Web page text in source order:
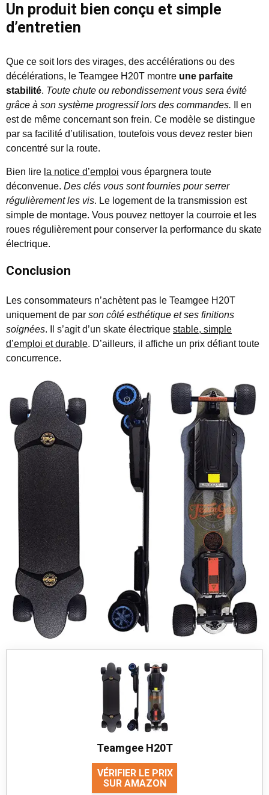
Un produit bien conçu et simple
d’entretien
Que ce soit lors des virages, des accélérations ou des
décélérations, le Teamgee H20T montre une parfaite
stabilité. Toute chute ou rebondissement vous sera évité
grâce à son système progressif lors des commandes. Il en
est de même concernant son frein. Ce modèle se distingue
par sa facilité d’utilisation, toutefois vous devez rester bien
concentré sur la route.
Bien lire la notice d’emploi vous épargnera toute
déconvenue. Des clés vous sont fournies pour serrer
régulièrement les vis. Le logement de la transmission est
simple de montage. Vous pouvez nettoyer la courroie et les
roues régulièrement pour conserver la performance du skate
électrique.
Conclusion
Les consommateurs n’achètent pas le Teamgee H20T
uniquement de par son côté esthétique et ses finitions
soignées. Il s’agit d’un skate électrique stable, simple
d’emploi et durable. D’ailleurs, il affiche un prix défiant toute
concurrence.
Teamgee H20T
VÉRIFIER LE PRIX
SUR AMAZON